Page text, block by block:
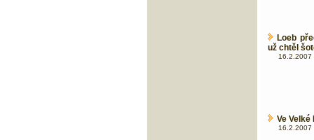
Loeb
už chtěl
16.2.2007
Ve
16.2.2007